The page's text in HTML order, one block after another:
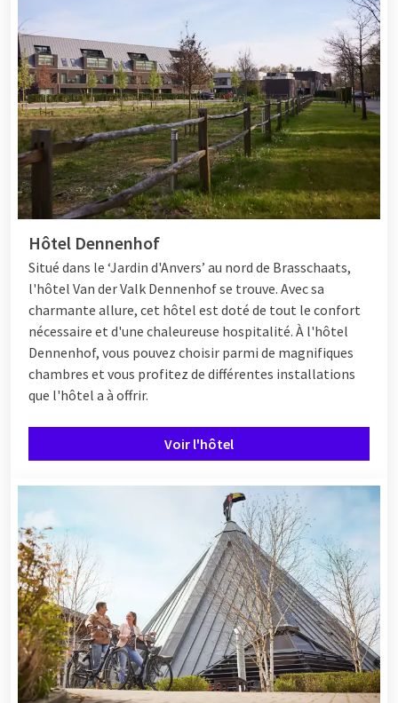
Hôtel Dennenhof
Situé dans le ‘Jardin d'Anvers’ au nord de Brasschaats,
l'hôtel Van der Valk Dennenhof se trouve. Avec sa
charmante allure, cet hôtel est doté de tout le confort
nécessaire et d'une chaleureuse hospitalité. À l'hôtel
Dennenhof, vous pouvez choisir parmi de magnifiques
chambres et vous profitez de différentes installations
que l'hôtel a à offrir.
Voir l'hôtel